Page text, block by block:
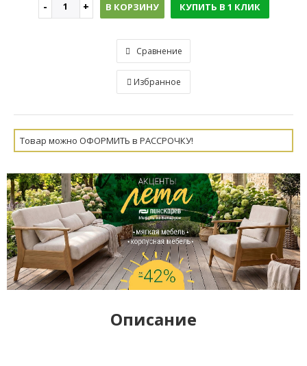
В КОРЗИНУ КУПИТЬ В 1 КЛИК
Сравнение
Избранное
Товар можно ОФОРМИТЬ в РАССРОЧКУ!
Описание